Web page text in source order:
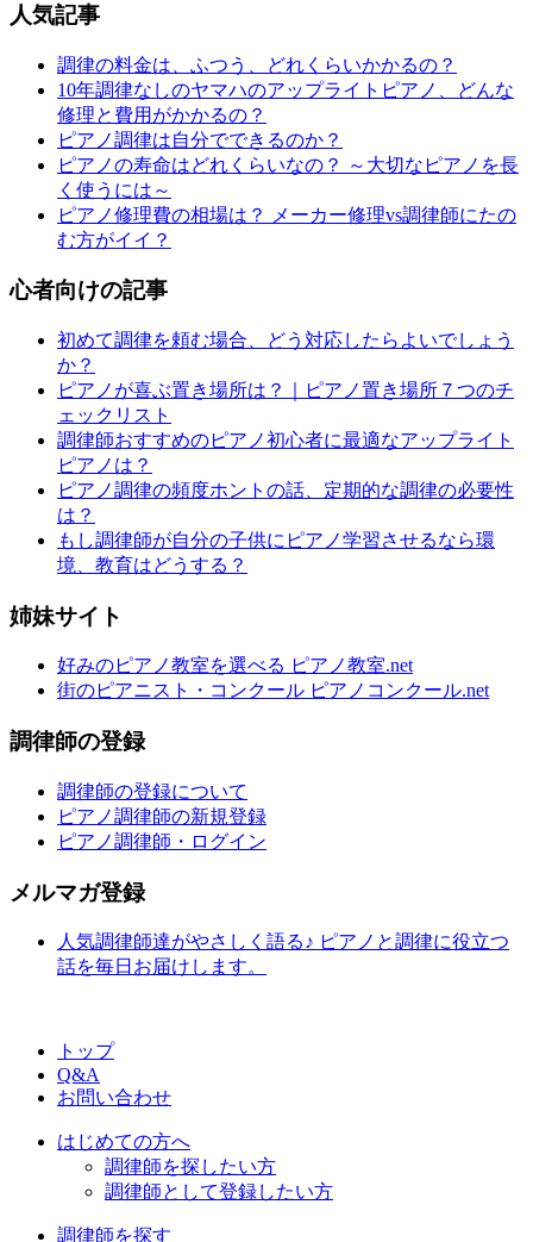
人気記事
調律の料金は、ふつう、どれくらいかかるの？
10年調律なしのヤマハのアップライトピアノ、どんな
修理と費用がかかるの？
ピアノ調律は自分でできるのか？
ピアノの寿命はどれくらいなの？ ～大切なピアノを長
く使うには～
ピアノ修理費の相場は？ メーカー修理vs調律師にたの
む方がイイ？
心者向けの記事
初めて調律を頼む場合、どう対応したらよいでしょう
か？
ピアノが喜ぶ置き場所は？｜ピアノ置き場所７つのチ
ェックリスト
調律師おすすめのピアノ初心者に最適なアップライト
ピアノは？
ピアノ調律の頻度ホントの話、定期的な調律の必要性
は？
もし調律師が自分の子供にピアノ学習させるなら環
境、教育はどうする？
姉妹サイト
好みのピアノ教室を選べる ピアノ教室.net
街のピアニスト・コンクール ピアノコンクール.net
調律師の登録
調律師の登録について
ピアノ調律師の新規登録
ピアノ調律師・ログイン
メルマガ登録
人気調律師達がやさしく語る♪ ピアノと調律に役立つ
話を毎日お届けします。
トップ
Q&A
お問い合わせ
はじめての方へ
調律師を探したい方
調律師として登録したい方
調律師を探す